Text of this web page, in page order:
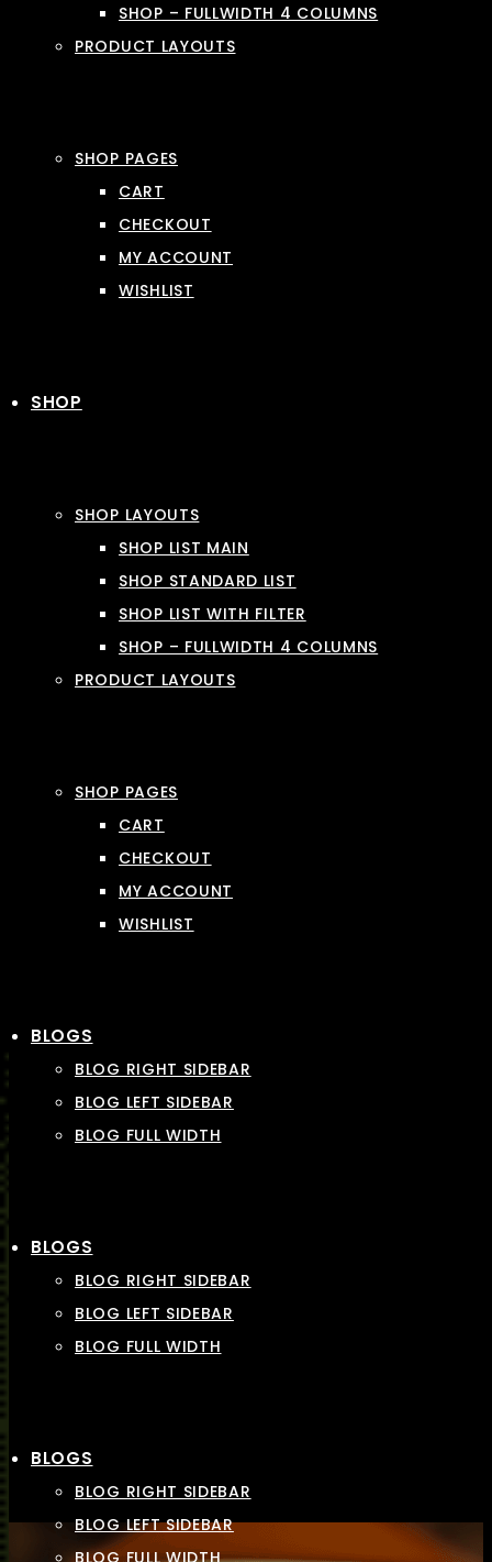
SHOP – FULLWIDTH 4 COLUMNS
PRODUCT LAYOUTS
SHOP PAGES
CART
CHECKOUT
MY ACCOUNT
WISHLIST
SHOP
SHOP LAYOUTS
SHOP LIST MAIN
SHOP STANDARD LIST
SHOP LIST WITH FILTER
SHOP – FULLWIDTH 4 COLUMNS
PRODUCT LAYOUTS
SHOP PAGES
CART
CHECKOUT
MY ACCOUNT
WISHLIST
BLOGS
BLOG RIGHT SIDEBAR
BLOG LEFT SIDEBAR
BLOG FULL WIDTH
BLOGS
BLOG RIGHT SIDEBAR
BLOG LEFT SIDEBAR
BLOG FULL WIDTH
BLOGS
BLOG RIGHT SIDEBAR
BLOG LEFT SIDEBAR
BLOG FULL WIDTH